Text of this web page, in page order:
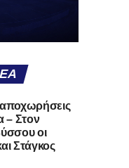
αποχωρήσεις
– Στον
οι
Στάγκος